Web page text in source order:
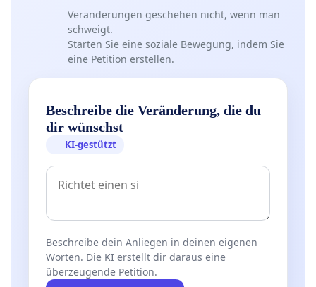
Veränderungen geschehen nicht, wenn man
schweigt.
Starten Sie eine soziale Bewegung, indem Sie
eine Petition erstellen.
Beschreibe die Veränderung, die du
dir wünschst
KI-gestützt
Beschreibe dein Anliegen in deinen eigenen
Worten. Die KI erstellt dir daraus eine
überzeugende Petition.